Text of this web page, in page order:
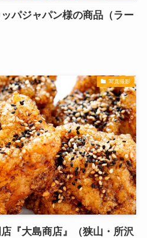
パジャパン様の商品（ラー
写真撮影
『大島商店』（狭山・所沢